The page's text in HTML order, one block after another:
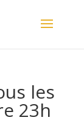
les
23h